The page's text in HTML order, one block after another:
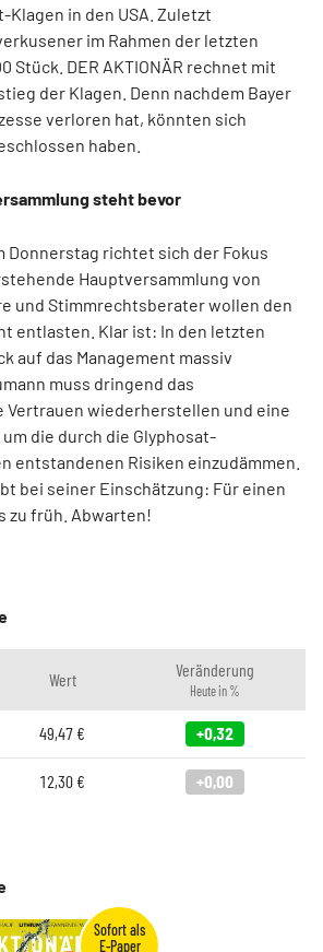
Klagen in den USA. Zuletzt
im Rahmen der letzten
Stück. DER AKTIONÄR rechnet mit
der Klagen. Denn nachdem Bayer
verloren hat, könnten sich
haben.
steht bevor
Donnerstag richtet sich der Fokus
Hauptversammlung von
und Stimmrechtsberater wollen den
entlasten. Klar ist: In den letzten
auf das Management massiv
muss dringend das
Vertrauen wiederherstellen und eine
die durch die Glyphosat-
entstandenen Risiken einzudämmen.
bei seiner Einschätzung: Für einen
zu früh. Abwarten!
Wert Veränderung
Heute in %
49,47 € +0,32
12,30 € +0,00